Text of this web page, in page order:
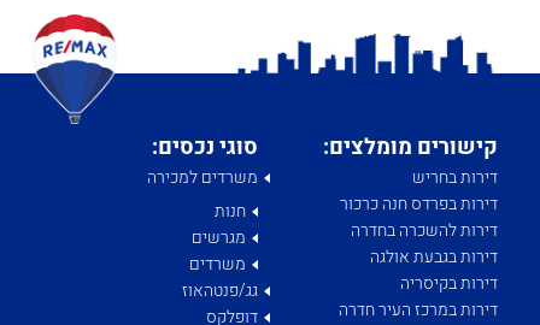
קישורים מומלצים:
דירות בחריש
דירות בפרדס חנה כרכור
דירות להשכרה בחדרה
דירות בגבעת אולגה
דירות בקיסריה
דירות במרכז העיר חדרה
סוגי נכסים:
משרדים למכירה
חנות
מגרשים
משרדים
גג/פנטהאוז
דופלקס